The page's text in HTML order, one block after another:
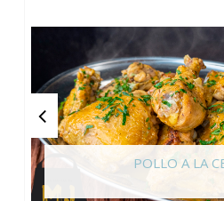
POLLO A LA